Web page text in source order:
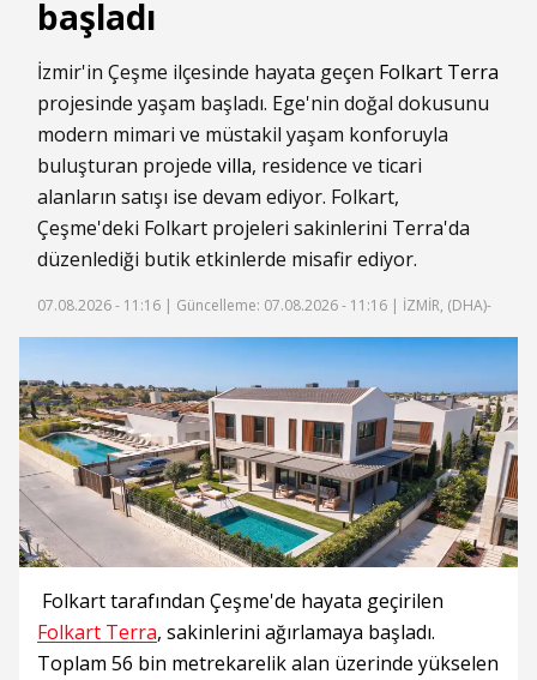
başladı
İzmir'in Çeşme ilçesinde hayata geçen Folkart Terra
projesinde yaşam başladı. Ege'nin doğal dokusunu
modern mimari ve müstakil yaşam konforuyla
buluşturan projede villa, residence ve ticari
alanların satışı ise devam ediyor. Folkart,
Çeşme'deki Folkart projeleri sakinlerini Terra'da
düzenlediği butik etkinlerde misafir ediyor.
07.08.2026 - 11:16 | Güncelleme: 07.08.2026 - 11:16 | İZMİR, (DHA)-
Folkart tarafından Çeşme'de hayata geçirilen
Folkart Terra, sakinlerini ağırlamaya başladı.
Toplam 56 bin metrekarelik alan üzerinde yükselen